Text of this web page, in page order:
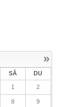
»
SÂ
DU
1
2
8 9